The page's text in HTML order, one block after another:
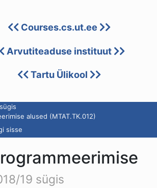
Courses.cs.ut.ee
Arvutiteaduse instituut
Tartu Ülikool
alused (MTAT.TK.012)
sisse
19 sügis